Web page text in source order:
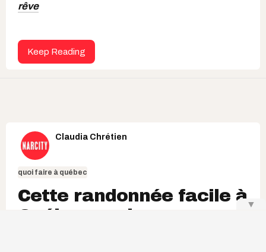
rêve
Keep Reading
Claudia Chrétien
quoi faire à québec
Cette randonnée facile à
Québec cache une
▼